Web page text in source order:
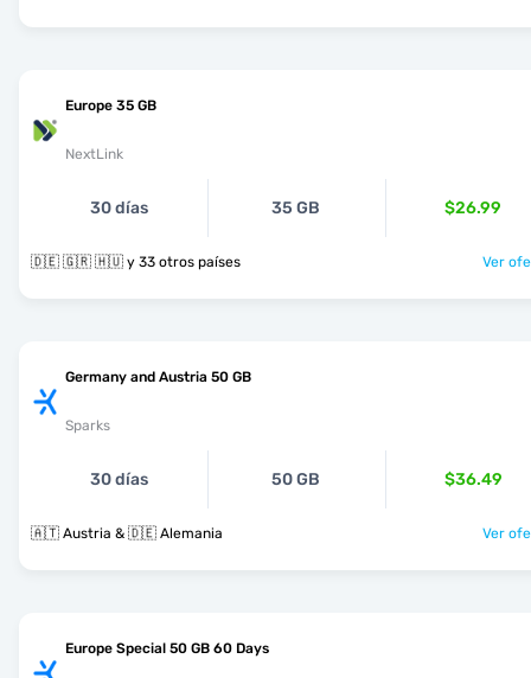
Europe 35 GB
NextLink
30 días 35 GB $26.99
🇩🇪 🇬🇷 🇭🇺 y 33 otros países Ver
Germany and Austria 50 GB
Sparks
30 días 50 GB $36.49
🇦🇹 Austria & 🇩🇪 Alemania Ver
Europe Special 50 GB 60 Days